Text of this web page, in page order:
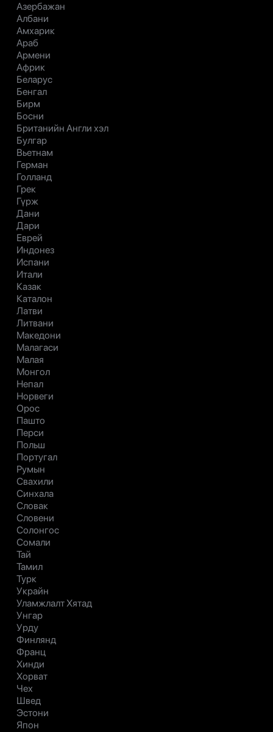
Азербажан
Албани
Амхарик
Араб
Армени
Африк
Беларус
Бенгал
Бирм
Босни
Британийн Англи хэл
Булгар
Вьетнам
Герман
Голланд
Грек
Гүрж
Дани
Дари
Еврей
Индонез
Испани
Итали
Казак
Каталон
Латви
Литвани
Македони
Малагаси
Малая
Монгол
Непал
Норвеги
Орос
Пашто
Перси
Польш
Португал
Румын
Свахили
Синхала
Словак
Словени
Солонгос
Сомали
Тай
Тамил
Турк
Украйн
Уламжлалт Хятад
Унгар
Урду
Финлянд
Франц
Хинди
Хорват
Чех
Швед
Эстони
Япон